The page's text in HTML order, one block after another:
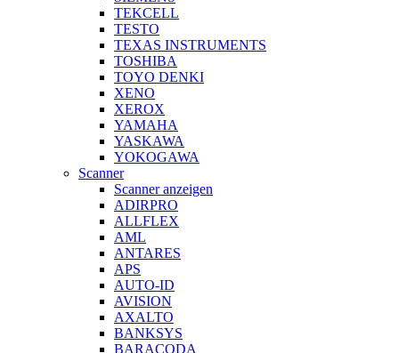
TEKCELL
TESTO
TEXAS INSTRUMENTS
TOSHIBA
TOYO DENKI
XENO
XEROX
YAMAHA
YASKAWA
YOKOGAWA
Scanner
Scanner anzeigen
ADIRPRO
ALLFLEX
AML
ANTARES
APS
AUTO-ID
AVISION
AXALTO
BANKSYS
BARACODA